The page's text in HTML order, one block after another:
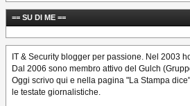
== SU DI ME ==
IT & Security blogger per passione. Nel 2003
Dal 2006 sono membro attivo del Gulch
Oggi scrivo qui e nella pagina "La Stampa
le testate giornalistiche.